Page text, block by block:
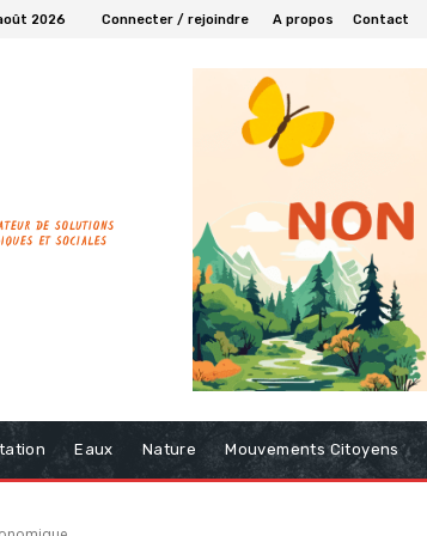
2026 Connecter / rejoindre A propos Contact
Eaux Nature Mouvements Citoyens